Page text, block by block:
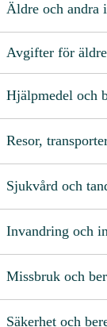
Äldre och andra
Avgifter för
Hjälpmedel och
Resor,
Sjukvård och
Invandring och
Missbruk och
Säkerhet och